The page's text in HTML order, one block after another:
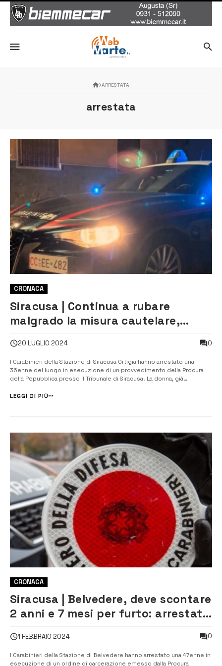
ARRESTATA
arrestata
CRONACA
Siracusa | Continua a rubare
malgrado la misura cautelare,
20 LUGLIO 2024 0
I Carabinieri della Stazione di Siracusa Ortigia hanno arrestato una
36enne del luogo in esecuzione di un provvedimento della Procura
della Repubblica presso il Tribunale di Siracusa. La donna, già
dimora e della presentazione alla P.G., a seguito di arresto per furto in
LEGGI DI PIÙ
CRONACA
Siracusa | Belvedere, deve scontare
2 anni e 7 mesi per furto: arrestata
1 FEBBRAIO 2024 0
I Carabinieri della Stazione di Belvedere hanno arrestato una 47enne in
esecuzione di un ordine di carcerazione emesso dalla Procura